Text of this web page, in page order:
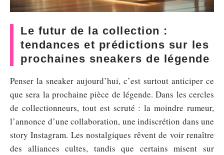
Le futur de la collection :
tendances et prédictions sur les
prochaines sneakers de légende
Penser la sneaker aujourd’hui, c’est surtout anticiper ce
que sera la prochaine pièce de légende. Dans les cercles
de collectionneurs, tout est scruté : la moindre rumeur,
l’annonce d’une collaboration, une indiscrétion dans une
story Instagram. Les nostalgiques rêvent de voir renaître
des alliances cultes, tandis que certains misent sur